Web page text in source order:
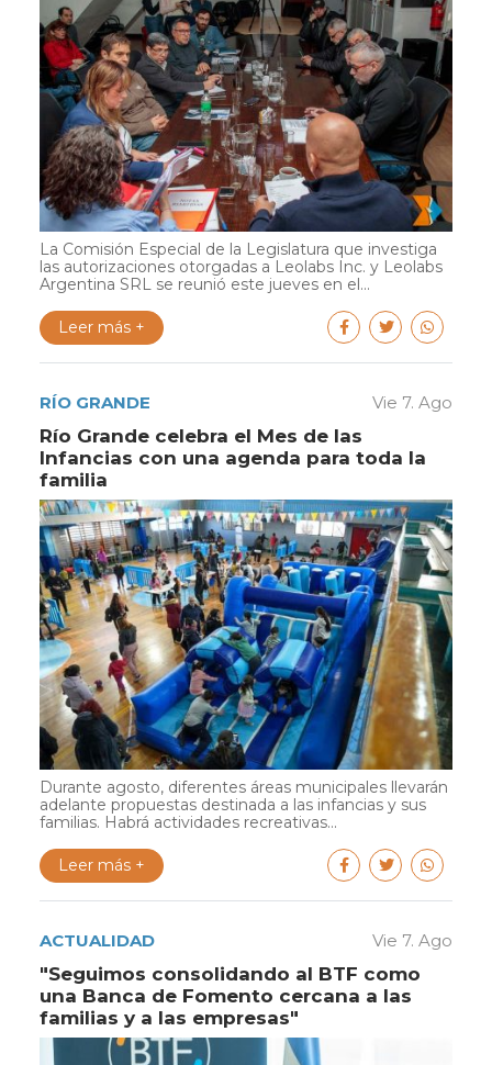
La Comisión Especial de la Legislatura que investiga
las autorizaciones otorgadas a Leolabs Inc. y Leolabs
Argentina SRL se reunió este jueves en el...
Leer más +
RÍO GRANDE Vie 7. Ago
Río Grande celebra el Mes de las
Infancias con una agenda para toda la
familia
Durante agosto, diferentes áreas municipales llevarán
adelante propuestas destinada a las infancias y sus
familias. Habrá actividades recreativas...
Leer más +
ACTUALIDAD Vie 7. Ago
"Seguimos consolidando al BTF como
una Banca de Fomento cercana a las
familias y a las empresas"